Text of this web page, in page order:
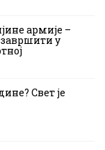
армије –
у
Свет је